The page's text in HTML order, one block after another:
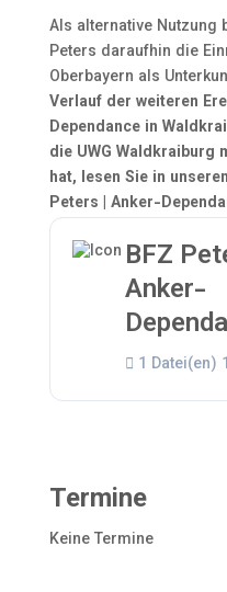
Als alternative Nutzung
Peters daraufhin die
Oberbayern als
Verlauf der weiteren
Dependance in
die UWG Waldkraiburg
hat, lesen Sie in
Peters | Anker-
BFZ
Anker-
1 Datei(en)
Termine
Keine Termine